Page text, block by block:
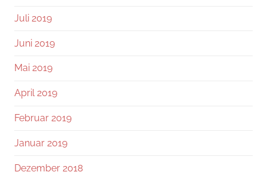
Juli 2019
Juni 2019
Mai 2019
April 2019
Februar 2019
Januar 2019
Dezember 2018